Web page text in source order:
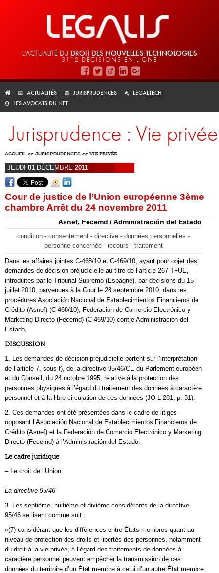
L'ACTUALITÉ DU DROIT DES NOUVELLES TECHNOLOGIES
3112 DÉCISIONS EN LIGNE
ACTUALITÉS JURISPRUDENCES
LEGALTECH
LES AVOCATS DU NET
Jurisprudence : Vie privée
ACCUEIL >> JURISPRUDENCES >> VIE PRIVÉE
JEUDI 01 DÉCEMBRE 2011
Cour de justice de l’Union européenne 3ème
chambre Arrêt du 24 novembre 2011
Asnef, Fecemd / Administración del Estado
condition - consentement - directive - données personnelles -
personne concernée - recours - traitement
Dans les affaires jointes C‑468/10 et C‑469/10, ayant pour objet des
demandes de décision préjudicielle au titre de l’article 267 TFUE,
introduites par le Tribunal Supremo (Espagne), par décisions du 15
juillet 2010, parvenues à la Cour le 28 septembre 2010, dans les
procédures Asociación Nacional de Establecimientos Financieros de
Crédito (Asnef) (C-468/10), Federación de Comercio Electrónico y
Marketing Directo (Fecemd) (C-469/10) contre Administración del
Estado,
DISCUSSION
1. Les demandes de décision préjudicielle portent sur l’interprétation
de l’article 7, sous f), de la directive 95/46/CE du Parlement européen
et du Conseil, du 24 octobre 1995, relative à la protection des
personnes physiques à l’égard du traitement des données à caractère
personnel et à la libre circulation de ces données (JO L 281, p. 31).
2. Ces demandes ont été présentées dans le cadre de litiges
opposant l’Asociación Nacional de Establecimientos Financieros de
Crédito (Asnef) et la Federación de Comercio Electrónico y Marketing
Directo (Fecemd) à l’Administración del Estado.
Le cadre juridique
– Le droit de l’Union
La directive 95/46
3. Les septième, huitième et dixième considérants de la directive
95/46 se lisent comme suit :
«(7) considérant que les différences entre États membres quant au
niveau de protection des droits et libertés des personnes, notamment
du droit à la vie privée, à l’égard des traitements de données à
caractère personnel peuvent empêcher la transmission de ces
données du territoire d’un État membre à celui d’un autre État membre